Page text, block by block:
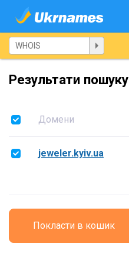
Результати пошуку
Домени
jeweler.kyiv.ua
Покласти в кошик